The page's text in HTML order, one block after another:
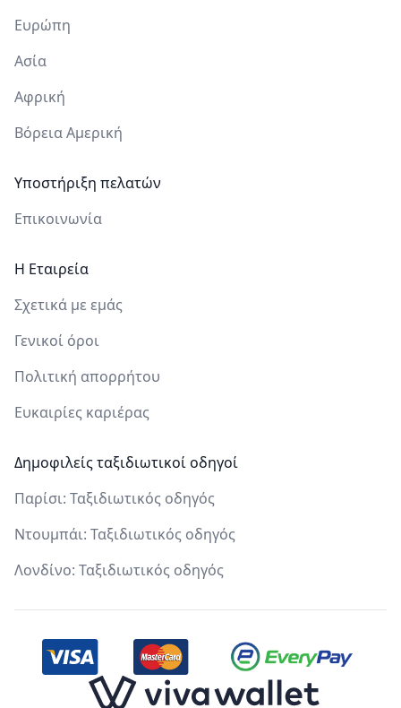
Ευρώπη
Ασία
Αφρική
Βόρεια Αμερική
Υποστήριξη πελατών
Επικοινωνία
Η Εταιρεία
Σχετικά με εμάς
Γενικοί όροι
Πολιτική απορρήτου
Ευκαιρίες καριέρας
Δημοφιλείς ταξιδιωτικοί οδηγοί
Παρίσι: Ταξιδιωτικός οδηγός
Ντουμπάι: Ταξιδιωτικός οδηγός
Λονδίνο: Ταξιδιωτικός οδηγός